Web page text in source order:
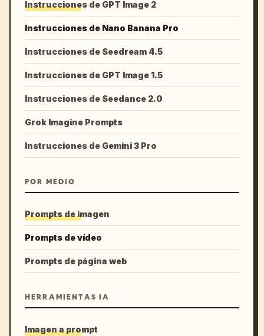
Instrucciones de GPT Image 2
Instrucciones de Nano Banana Pro
Instrucciones de Seedream 4.5
Instrucciones de GPT Image 1.5
Instrucciones de Seedance 2.0
Grok Imagine Prompts
Instrucciones de Gemini 3 Pro
POR MEDIO
Prompts de imagen
Prompts de vídeo
Prompts de página web
HERRAMIENTAS IA
Imagen a prompt